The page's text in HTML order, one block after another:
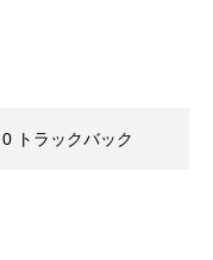
0 トラックバック